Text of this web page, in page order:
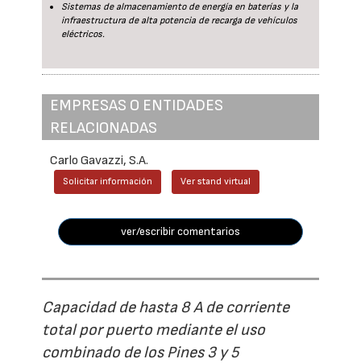
Sistemas de almacenamiento de energía en baterías y la
infraestructura de alta potencia de recarga de vehículos
eléctricos.
EMPRESAS O ENTIDADES
RELACIONADAS
Carlo Gavazzi, S.A.
Solicitar información Ver stand virtual
ver/escribir comentarios
Capacidad de hasta 8 A de corriente
total por puerto mediante el uso
combinado de los Pines 3 y 5